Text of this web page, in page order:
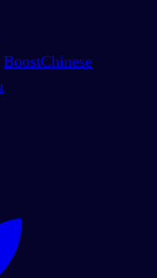
BoostChinese